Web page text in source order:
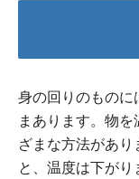
身の回りのものに
まあります。物
ざまな方法があ
と、温度は下がり